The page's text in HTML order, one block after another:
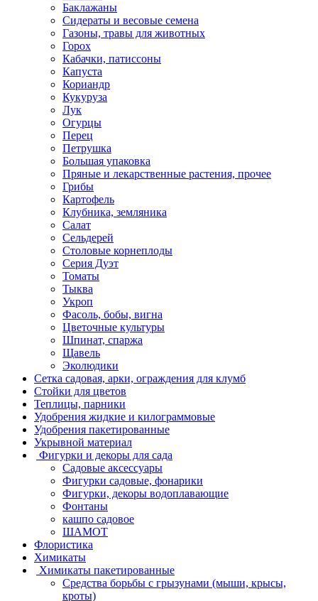
Баклажаны
Сидераты и весовые семена
Газоны, травы для животных
Горох
Кабачки, патиссоны
Капуста
Кориандр
Кукуруза
Лук
Огурцы
Перец
Петрушка
Большая упаковка
Пряные и лекарственные растения, прочее
Грибы
Картофель
Клубника, земляника
Салат
Сельдерей
Столовые корнеплоды
Серия Дуэт
Томаты
Тыква
Укроп
Фасоль, бобы, вигна
Цветочные культуры
Шпинат, спаржа
Щавель
Эколюдики
Сетка садовая, арки, ограждения для клумб
Стойки для цветов
Теплицы, парники
Удобрения жидкие и килограммовые
Удобрения пакетированные
Укрывной материал
Фигурки и декоры для сада
Садовые аксессуары
Фигурки садовые, фонарики
Фигурки, декоры водоплавающие
Фонтаны
кашпо садовое
ШАМОТ
Флористика
Химикаты
Химикаты пакетированные
Средства борьбы с грызунами (мыши, крысы,
кроты)